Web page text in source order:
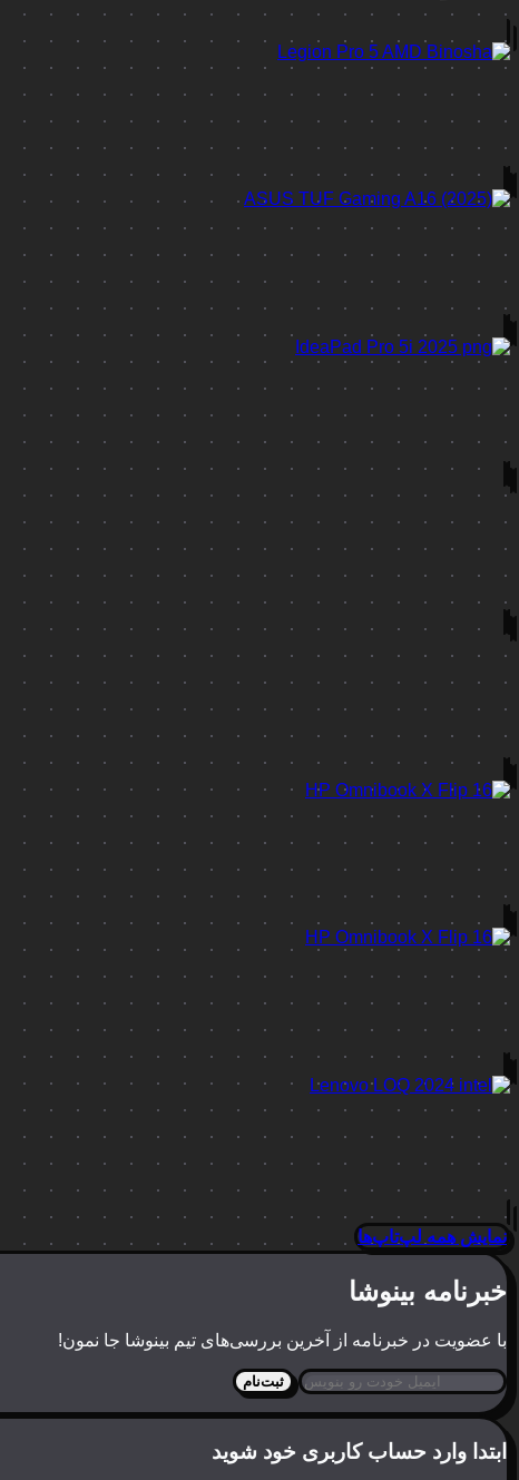
نمایش همه لپ‌تاپ‌ها
خبرنامه بینوشا
با عضویت در خبرنامه از آخرین بررسی‌های تیم بینوشا جا نمون!
ثبت‌نام
ابتدا وارد حساب کاربری خود شوید